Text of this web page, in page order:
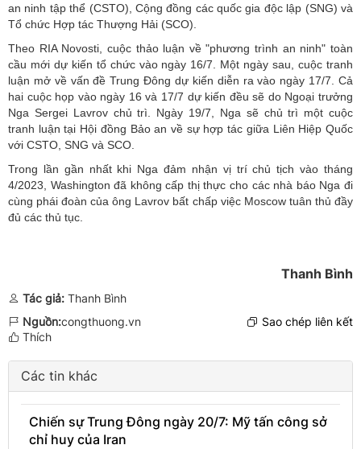
an ninh tập thể (CSTO), Cộng đồng các quốc gia độc lập (SNG) và
Tổ chức Hợp tác Thượng Hải (SCO).
Theo RIA Novosti, cuộc thảo luận về "phương trình an ninh" toàn
cầu mới dự kiến tổ chức vào ngày 16/7. Một ngày sau, cuộc tranh
luận mở về vấn đề Trung Đông dự kiến diễn ra vào ngày 17/7. Cả
hai cuộc họp vào ngày 16 và 17/7 dự kiến đều sẽ do Ngoại trưởng
Nga Sergei Lavrov chủ trì. Ngày 19/7, Nga sẽ chủ trì một cuộc
tranh luận tại Hội đồng Bảo an về sự hợp tác giữa Liên Hiệp Quốc
với CSTO, SNG và SCO.
Trong lần gần nhất khi Nga đảm nhận vị trí chủ tịch vào tháng
4/2023, Washington đã không cấp thị thực cho các nhà báo Nga đi
cùng phái đoàn của ông Lavrov bất chấp việc Moscow tuân thủ đầy
đủ các thủ tục.
Thanh Bình
Tác giả: Thanh Bình
Nguồn:congthuong.vn
Sao chép liên kết
Thích
Các tin khác
Chiến sự Trung Đông ngày 20/7: Mỹ tấn công sở
chỉ huy của Iran